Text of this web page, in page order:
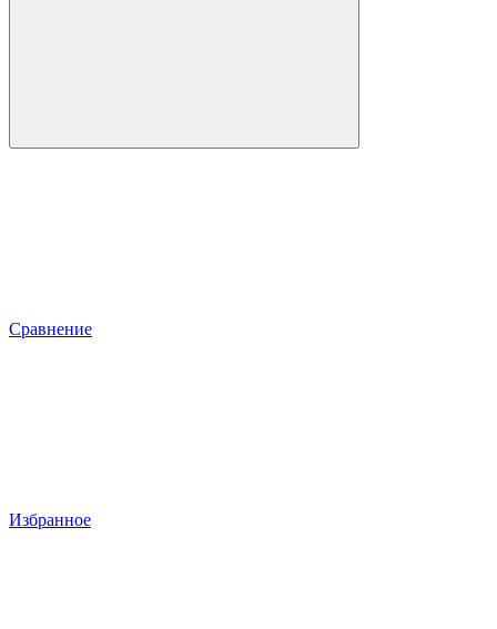
Сравнение
Избранное